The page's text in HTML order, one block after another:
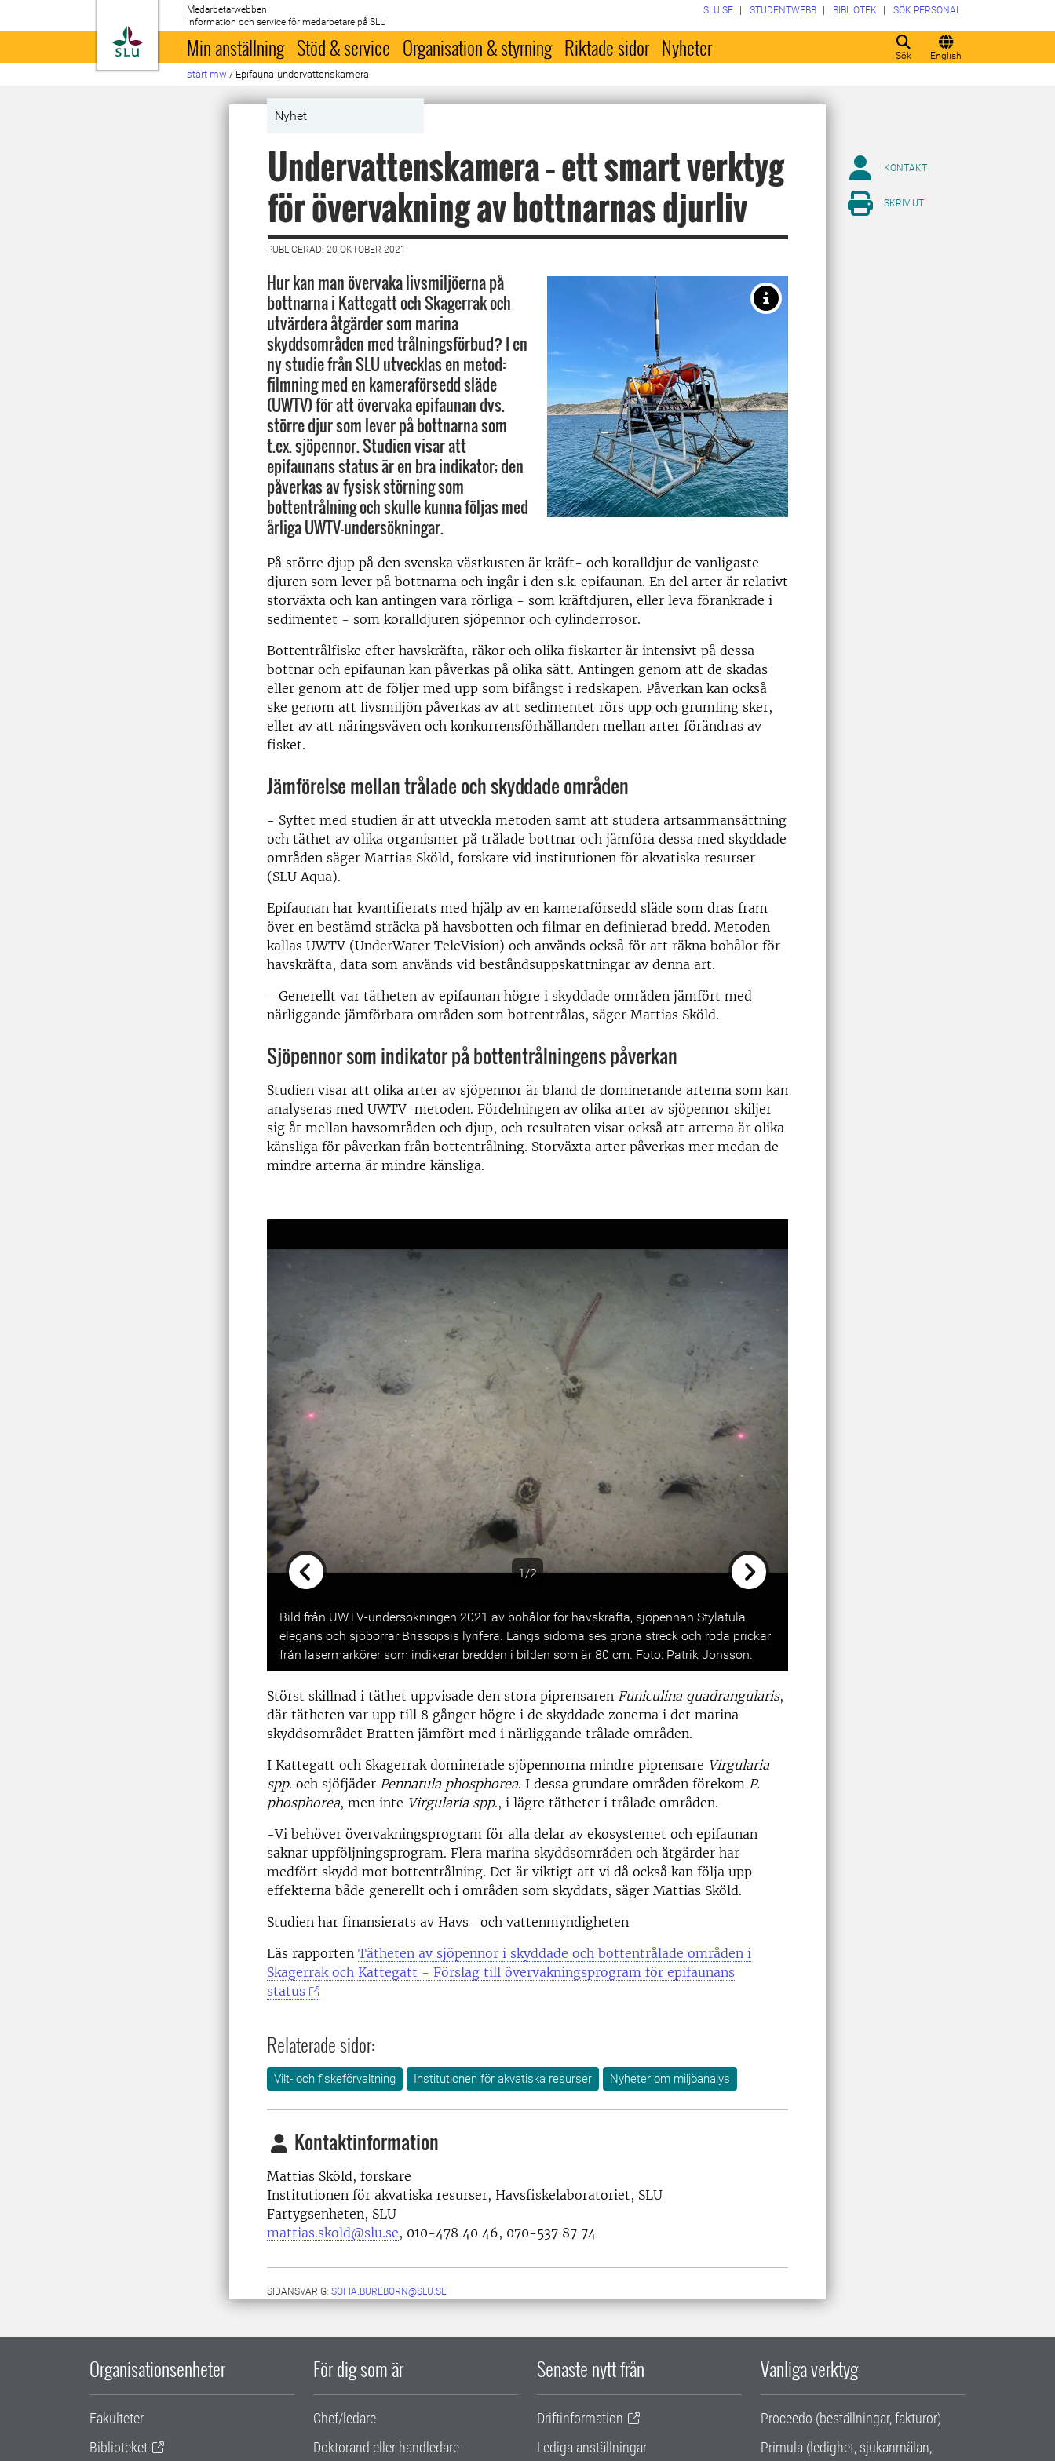
Till startsida
Medarbetarwebben
Information och service för medarbetare på SLU
Sök English
SLU.SE STUDENTWEBB BIBLIOTEK SÖK PERSONAL
Min anställning Stöd & service Organisation & styrning Riktade sidor Nyheter
start mw / Epifauna-undervattenskamera
Nyhet
Undervattenskamera – ett smart verktyg
för övervakning av bottnarnas djurliv
PUBLICERAD: 20 OKTOBER 2021
Hur kan man övervaka livsmiljöerna på
bottnarna i Kattegatt och Skagerrak och
utvärdera åtgärder som marina
skyddsområden med trålningsförbud? I en
ny studie från SLU utvecklas en metod:
filmning med en kameraförsedd släde
(UWTV) för att övervaka epifaunan dvs.
större djur som lever på bottnarna som
t.ex. sjöpennor. Studien visar att
epifaunans status är en bra indikator; den
påverkas av fysisk störning som
bottentrålning och skulle kunna följas med
årliga UWTV-undersökningar.
På större djup på den svenska västkusten är kräft- och koralldjur de vanligaste
djuren som lever på bottnarna och ingår i den s.k. epifaunan. En del arter är relativt
storväxta och kan antingen vara rörliga - som kräftdjuren, eller leva förankrade i
sedimentet - som koralldjuren sjöpennor och cylinderrosor.
Bottentrålfiske efter havskräfta, räkor och olika fiskarter är intensivt på dessa
bottnar och epifaunan kan påverkas på olika sätt. Antingen genom att de skadas
eller genom att de följer med upp som bifångst i redskapen. Påverkan kan också
ske genom att livsmiljön påverkas av att sedimentet rörs upp och grumling sker,
eller av att näringsväven och konkurrensförhållanden mellan arter förändras av
fisket.
Jämförelse mellan trålade och skyddade områden
- Syftet med studien är att utveckla metoden samt att studera artsammansättning
och täthet av olika organismer på trålade bottnar och jämföra dessa med skyddade
områden säger Mattias Sköld, forskare vid institutionen för akvatiska resurser
(SLU Aqua).
Epifaunan har kvantifierats med hjälp av en kameraförsedd släde som dras fram
över en bestämd sträcka på havsbotten och filmar en definierad bredd. Metoden
kallas UWTV (UnderWater TeleVision) och används också för att räkna bohålor för
havskräfta, data som används vid beståndsuppskattningar av denna art.
- Generellt var tätheten av epifaunan högre i skyddade områden jämfört med
närliggande jämförbara områden som bottentrålas, säger Mattias Sköld.
Sjöpennor som indikator på bottentrålningens påverkan
Studien visar att olika arter av sjöpennor är bland de dominerande arterna som kan
analyseras med UWTV-metoden. Fördelningen av olika arter av sjöpennor skiljer
sig åt mellan havsområden och djup, och resultaten visar också att arterna är olika
känsliga för påverkan från bottentrålning. Storväxta arter påverkas mer medan de
mindre arterna är mindre känsliga.
1/2
Previous
Bild från UWTV-undersökningen 2021 av bohålor för havskräfta, sjöpennan Stylatula
elegans och sjöborrar Brissopsis lyrifera. Längs sidorna ses gröna streck och röda prickar
från lasermarkörer som indikerar bredden i bilden som är 80 cm. Foto: Patrik Jonsson.
Störst skillnad i täthet uppvisade den stora piprensaren Funiculina quadrangularis,
där tätheten var upp till 8 gånger högre i de skyddade zonerna i det marina
skyddsområdet Bratten jämfört med i närliggande trålade områden.
I Kattegatt och Skagerrak dominerade sjöpennorna mindre piprensare Virgularia
spp. och sjöfjäder Pennatula phosphorea. I dessa grundare områden förekom P.
phosphorea, men inte Virgularia spp., i lägre tätheter i trålade områden.
-Vi behöver övervakningsprogram för alla delar av ekosystemet och epifaunan
saknar uppföljningsprogram. Flera marina skyddsområden och åtgärder har
medfört skydd mot bottentrålning. Det är viktigt att vi då också kan följa upp
effekterna både generellt och i områden som skyddats, säger Mattias Sköld.
Studien har finansierats av Havs- och vattenmyndigheten
Läs rapporten Tätheten av sjöpennor i skyddade och bottentrålade områden i
Skagerrak och Kattegatt - Förslag till övervakningsprogram för epifaunans
status
Relaterade sidor:
Vilt- och fiskeförvaltning Institutionen för akvatiska resurser Nyheter om miljöanalys
Kontaktinformation
Mattias Sköld, forskare
Institutionen för akvatiska resurser, Havsfiskelaboratoriet, SLU
Fartygsenheten, SLU
mattias.skold@slu.se, 010-478 40 46, 070-537 87 74
SIDANSVARIG: SOFIA.BUREBORN@SLU.SE
KONTAKT
SKRIV UT
Organisationsenheter
Fakulteter
Biblioteket
För dig som är
Chef/ledare
Doktorand eller handledare
Senaste nytt från
Driftinformation
Lediga anställningar
Vanliga verktyg
Proceedo (beställningar, fakturor)
Primula (ledighet, sjukanmälan,